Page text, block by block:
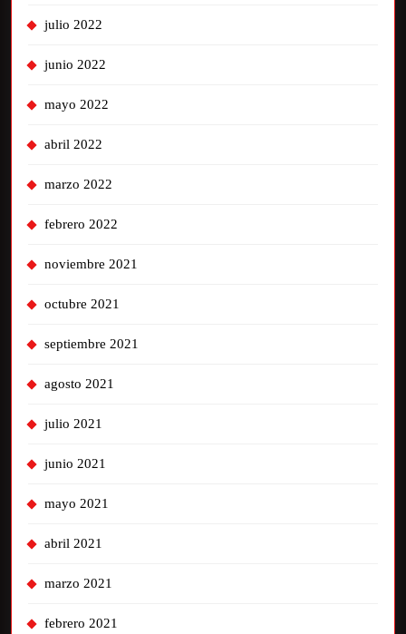
julio 2022
junio 2022
mayo 2022
abril 2022
marzo 2022
febrero 2022
noviembre 2021
octubre 2021
septiembre 2021
agosto 2021
julio 2021
junio 2021
mayo 2021
abril 2021
marzo 2021
febrero 2021